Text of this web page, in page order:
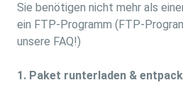
Sie benötigen nicht mehr als
ein FTP-Programm (FTP-
unsere FAQ!)
1. Paket runterladen &